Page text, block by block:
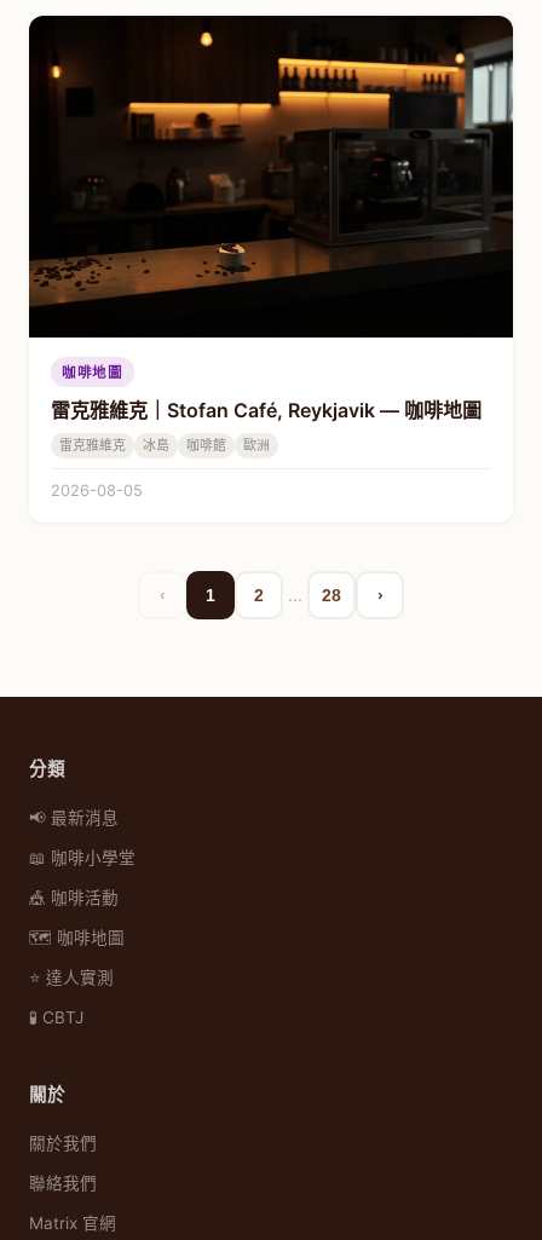
咖啡地圖
雷克雅維克｜Stofan Café, Reykjavik — 咖啡地圖
雷克雅維克 冰島 咖啡館 歐洲
2026-08-05
‹ 1 2 … 28 ›
分類
📢 最新消息
📖 咖啡小學堂
🎪 咖啡活動
🗺️ 咖啡地圖
⭐ 達人實測
🧪 CBTJ
關於
關於我們
聯絡我們
Matrix 官網